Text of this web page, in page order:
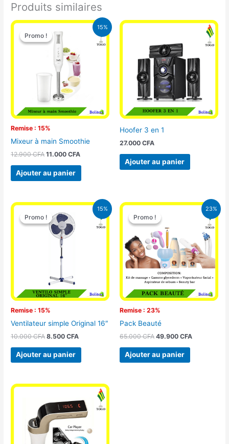
Produits similaires
15%
Promo !
Remise : 15%
Promo !
Mixeur à main Smoothie
12.900CFA
Le
prix
initial
était :
12.900 CFA.
11.000CFA
Le
Ajouter au panier
Hoofer 3 en 1
27.000 CFA
Ajouter au panier
15%
Promo !
Remise : 15%
Promo !
Ventilateur simple Original 16″
10.000CFA
Le
prix
initial
était :
10.000 CFA.
8.500CFA
Le
Ajouter au panier
23%
Promo !
Remise : 23%
Promo !
Pack Beauté
65.000CFA
Le
prix
initial
était :
65.000 CFA.
49.900 CFA
Le
prix
actuel
49.900
Ajouter au panier